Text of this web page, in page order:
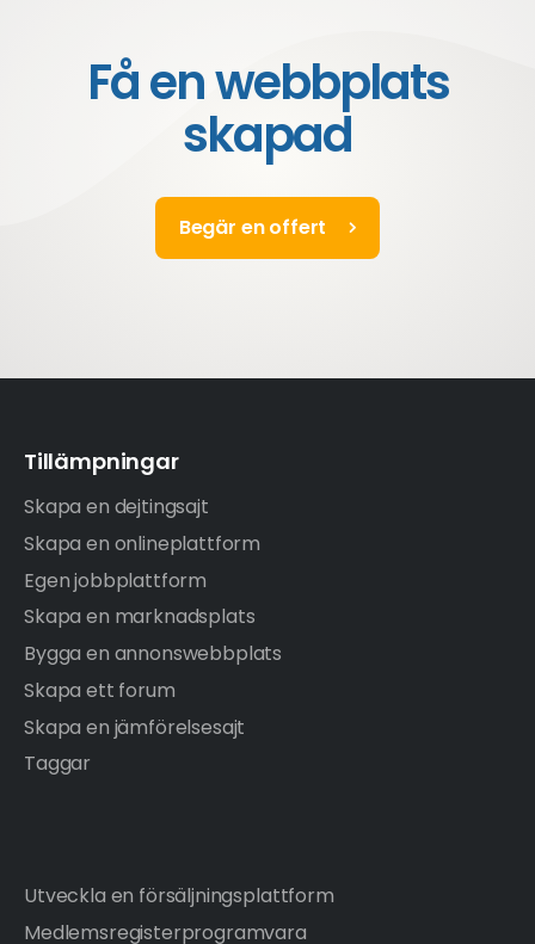
Få en webbplats
skapad
Begär en offert
Tillämpningar
Skapa en dejtingsajt
Skapa en onlineplattform
Egen jobbplattform
Skapa en marknadsplats
Bygga en annonswebbplats
Skapa ett forum
Skapa en jämförelsesajt
Taggar
Utveckla en försäljningsplattform
Medlemsregisterprogramvara